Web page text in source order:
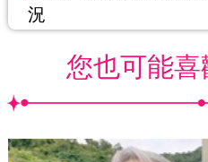
況
您也可能